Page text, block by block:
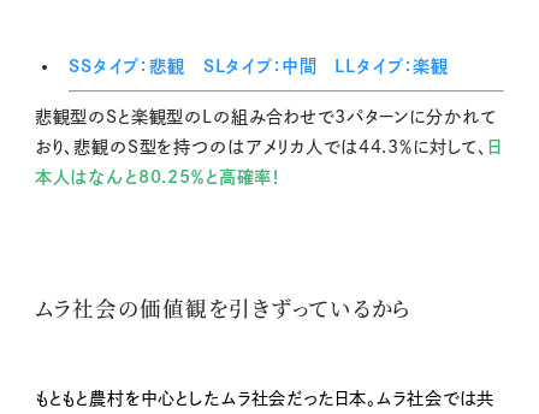
SSタイプ：悲観 SLタイプ：中間 LLタイプ：楽観
悲観型のSと楽観型のLの組み合わせで3パターンに分かれて
おり、悲観のS型を持つのはアメリカ人では44.3％に対して、 日
本人はなんと80.25％と高確率！
ムラ社会の価値観を引きずっているから
もともと農村を中心としたムラ社会だった日本。ムラ社会では共